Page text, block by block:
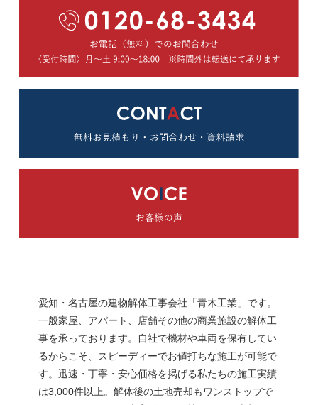
愛知・名古屋の建物解体工事会社「青木工業」です。
一般家屋、アパート、店舗その他の商業施設の解体工
事を承っております。自社で機材や車両を保有してい
るからこそ、スピーディーでお値打ちな施工が可能で
す。迅速・丁寧・安心価格を掲げる私たちの施工実績
は3,000件以上。解体後の土地売却もワンストップで